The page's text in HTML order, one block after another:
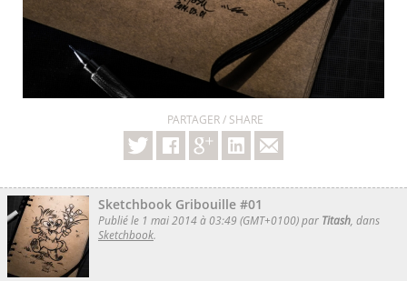
PARTAGER / SHARE
Sketchbook Gribouille #01
Publié le 1 mai 2014 à 03:49 (GMT+0100) par Titash , dans
Sketchbook.